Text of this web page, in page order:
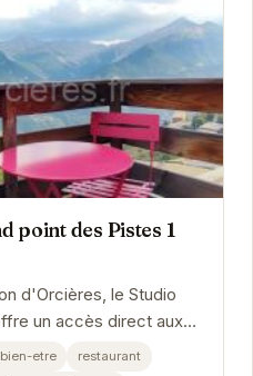
point des Pistes 1
d'Orcières, le Studio
un accès direct aux
de profiter...
etre
restaurant